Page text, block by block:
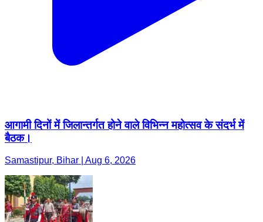
आगामी दिनों में जिलान्तर्गत होने वाले विभिन्न महोत्सव के संदर्भ में
बैठक।
Samastipur, Bihar | Aug 6, 2026